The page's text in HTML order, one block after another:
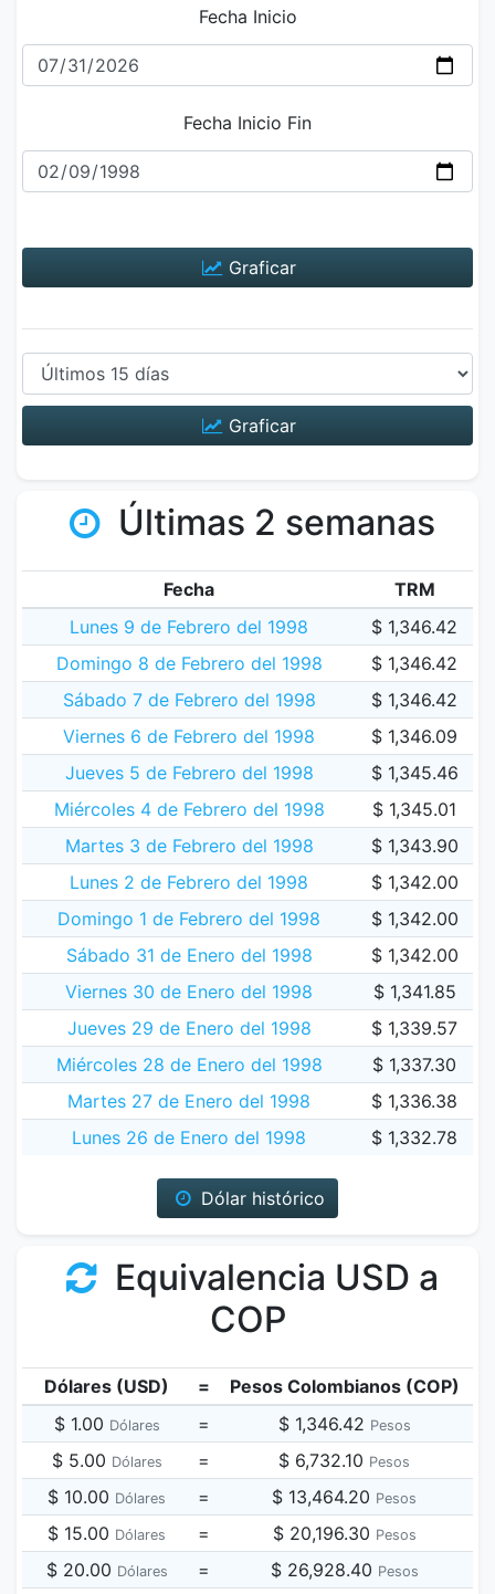
Fecha Inicio
Fecha Inicio Fin
Graficar
Graficar
Últimas 2 semanas
Fecha
TRM
Lunes 9 de Febrero del 1998
$ 1,346.42
Domingo 8 de Febrero del 1998
$ 1,346.42
Sábado 7 de Febrero del 1998
$ 1,346.42
Viernes 6 de Febrero del 1998
$ 1,346.09
Jueves 5 de Febrero del 1998
$ 1,345.46
Miércoles 4 de Febrero del 1998
$ 1,345.01
Martes 3 de Febrero del 1998
$ 1,343.90
Lunes 2 de Febrero del 1998
$ 1,342.00
Domingo 1 de Febrero del 1998
$ 1,342.00
Sábado 31 de Enero del 1998
$ 1,342.00
Viernes 30 de Enero del 1998
$ 1,341.85
Jueves 29 de Enero del 1998
$ 1,339.57
Miércoles 28 de Enero del 1998
$ 1,337.30
Martes 27 de Enero del 1998
$ 1,336.38
Lunes 26 de Enero del 1998
$ 1,332.78
Dólar histórico
Equivalencia USD a
COP
Dólares (USD) =
Pesos Colombianos (COP)
$ 1.00 Dólares = $ 1,346.42 Pesos
$ 5.00 Dólares = $ 6,732.10 Pesos
$ 10.00 Dólares = $ 13,464.20 Pesos
$ 15.00 Dólares = $ 20,196.30 Pesos
$ 20.00 Dólares = $ 26,928.40 Pesos